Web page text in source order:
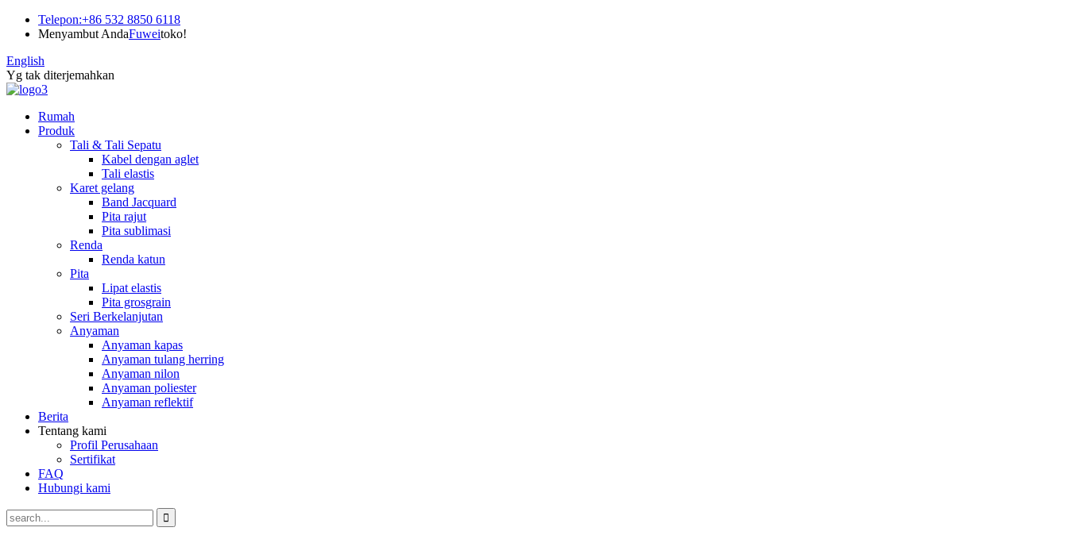
Telepon:+86 532 8850 6118
Menyambut AndaFuweitoko!
English
Yg tak diterjemahkan
Rumah
Produk
Tali & Tali Sepatu
Kabel dengan aglet
Tali elastis
Karet gelang
Band Jacquard
Pita rajut
Pita sublimasi
Renda
Renda katun
Pita
Lipat elastis
Pita grosgrain
Seri Berkelanjutan
Anyaman
Anyaman kapas
Anyaman tulang herring
Anyaman nilon
Anyaman poliester
Anyaman reflektif
Berita
Tentang kami
Profil Perusahaan
Sertifikat
FAQ
Hubungi kami